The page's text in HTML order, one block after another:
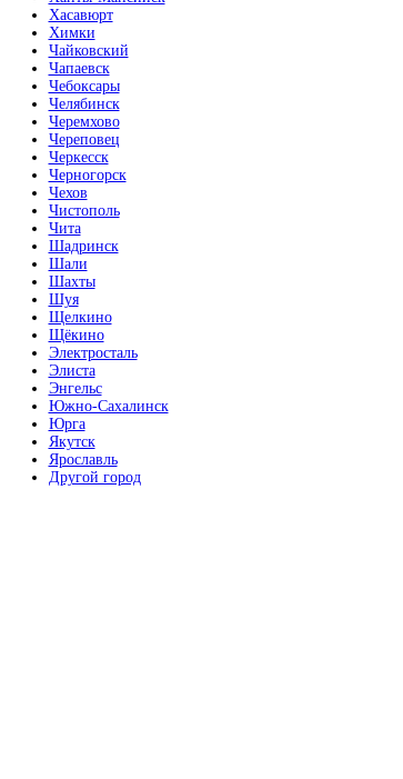
Хасавюрт
Химки
Чайковский
Чапаевск
Чебоксары
Челябинск
Черемхово
Череповец
Черкесск
Черногорск
Чехов
Чистополь
Чита
Шадринск
Шали
Шахты
Шуя
Щелкино
Щёкино
Электросталь
Элиста
Энгельс
Южно-Сахалинск
Юрга
Якутск
Ярославль
Другой город